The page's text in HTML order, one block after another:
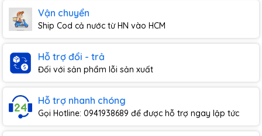
Vận chuyển
Ship Cod cả nước từ HN vào HCM
Hỗ trợ đổi - trả
Đối với sản phẩm lỗi sản xuất
Hỗ trợ nhanh chóng
Gọi Hotline: 0941938689 để được hỗ trợ ngay lập tức